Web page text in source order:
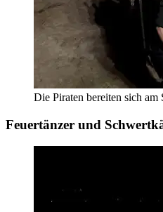
Die Piraten bereiten sich
Feuertänzer und